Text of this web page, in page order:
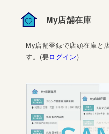
My店舗在庫
My店舗登録で店頭在庫と
す。(要ログイン)